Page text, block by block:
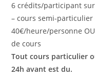
6 crédits/participant
– cours semi-particulier
40€/heure/personne
de cours
Tout cours particulier
24h avant est du.